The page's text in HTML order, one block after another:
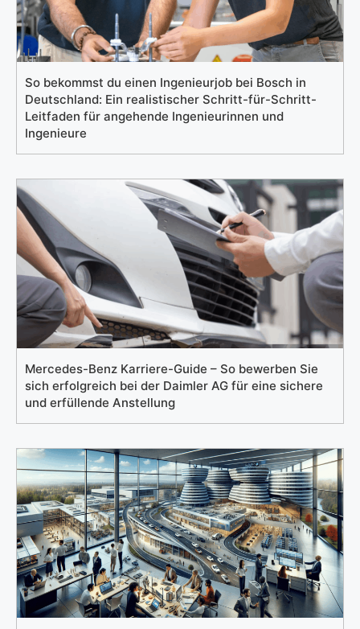
So bekommst du einen Ingenieurjob bei Bosch in
Deutschland: Ein realistischer Schritt-für-Schritt-
Leitfaden für angehende Ingenieurinnen und
Ingenieure
Mercedes-Benz Karriere-Guide – So bewerben Sie
sich erfolgreich bei der Daimler AG für eine sichere
und erfüllende Anstellung